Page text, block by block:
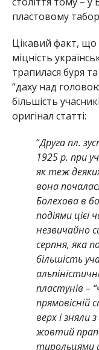
пластовому
Цікавий факт, що
міцність
трапилася буря
“даху над
більшість
оригінал статті:
“Друга пл.
1925 р. при
як теж
вона
Болехова в
подіями цієї
незвичайно
серпня, яка
більшість
пластунів –
прямовісній
верх і зняли
жовтий
тирольцями